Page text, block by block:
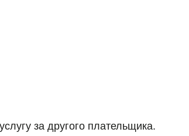
за другого плательщика.